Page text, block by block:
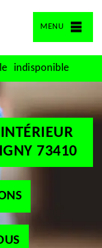
MENU
indisponible
73410